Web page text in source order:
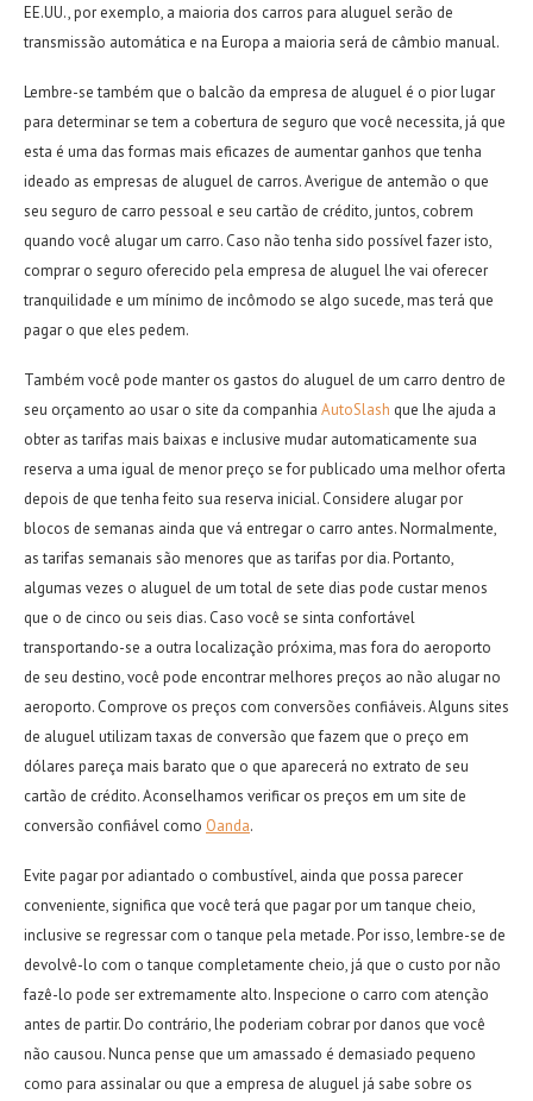
EE.UU., por exemplo, a maioria dos carros para aluguel serão de
transmissão automática e na Europa a maioria será de câmbio manual.
Lembre-se também que o balcão da empresa de aluguel é o pior lugar
para determinar se tem a cobertura de seguro que você necessita, já que
esta é uma das formas mais eficazes de aumentar ganhos que tenha
ideado as empresas de aluguel de carros. Averigue de antemão o que
seu seguro de carro pessoal e seu cartão de crédito, juntos, cobrem
quando você alugar um carro. Caso não tenha sido possível fazer isto,
comprar o seguro oferecido pela empresa de aluguel lhe vai oferecer
tranquilidade e um mínimo de incômodo se algo sucede, mas terá que
pagar o que eles pedem.
Também você pode manter os gastos do aluguel de um carro dentro de
seu orçamento ao usar o site da companhia AutoSlash que lhe ajuda a
obter as tarifas mais baixas e inclusive mudar automaticamente sua
reserva a uma igual de menor preço se for publicado uma melhor oferta
depois de que tenha feito sua reserva inicial. Considere alugar por
blocos de semanas ainda que vá entregar o carro antes. Normalmente,
as tarifas semanais são menores que as tarifas por dia. Portanto,
algumas vezes o aluguel de um total de sete dias pode custar menos
que o de cinco ou seis dias. Caso você se sinta confortável
transportando-se a outra localização próxima, mas fora do aeroporto
de seu destino, você pode encontrar melhores preços ao não alugar no
aeroporto. Comprove os preços com conversões confiáveis. Alguns sites
de aluguel utilizam taxas de conversão que fazem que o preço em
dólares pareça mais barato que o que aparecerá no extrato de seu
cartão de crédito. Aconselhamos verificar os preços em um site de
conversão confiável como Oanda.
Evite pagar por adiantado o combustível, ainda que possa parecer
conveniente, significa que você terá que pagar por um tanque cheio,
inclusive se regressar com o tanque pela metade. Por isso, lembre-se de
devolvê-lo com o tanque completamente cheio, já que o custo por não
fazê-lo pode ser extremamente alto. Inspecione o carro com atenção
antes de partir. Do contrário, lhe poderiam cobrar por danos que você
não causou. Nunca pense que um amassado é demasiado pequeno
como para assinalar ou que a empresa de aluguel já sabe sobre os